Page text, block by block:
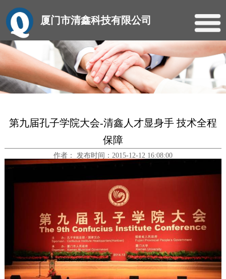
厦门市清鑫科技有限公司
第九届孔子学院大会-清鑫人才显身手 技术全程
保障
作者： 发布时间：2015-12-12 16:08:00